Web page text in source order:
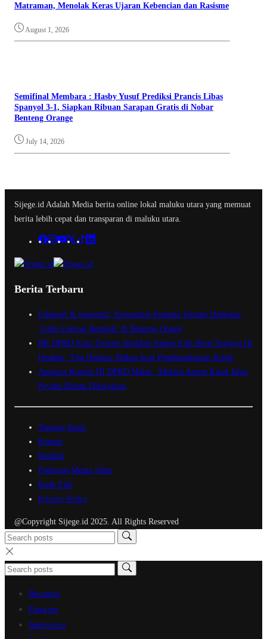
Matraman, Menolak Keras Ujaran Kebencian dan Rasisme
August 1, 2026
Semifinal Membara : Hasby Yusuf Prediksi Prancis Libas
Spanyol 3-1, Siapkan Ribuan Sarapan Gratis di Nobar
Benteng Orange
July 14, 2026
Sijege.id Adalah Media berita online lokal maluku utara yang memuat
berita lebih cepat dan transparan di maluku utara.
Berita Terbaru
Edukatif & Inspiratif, Komunitas Pemuda Ternate Hadirkan
‘Cabu Literasi Rempah’ di Benteng Oranje
BK DPRD Kota Ternate Jatuhkan Sanksi Etik Berat Nurjaya Hi
Ibrahim, Tim Hukum: Bukan Soal Pembungkaman Kritik
Anggota Komisi III DPRD Malut : Muksin Amrin Kesal Jalan
Payahe Belum Dikerjakan
Tentang Kami
Kontak
Redaksi
Pedoman Media Siber
Kode Etik
Privacy Policy
@Copyright Sijege.id 2025. All Rights Reserved
Beranda
Fangare
Intervensi